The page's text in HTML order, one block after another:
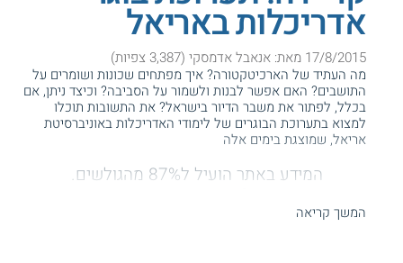
אדריכלות באריאל
17/8/2015 מאת: אנאבל אדמסקי (3,387 צפיות)
מה העתיד של הארכיטקטורה? איך מפתחים שכונות ושומרים על
התושבים? האם אפשר לבנות ולשמור על הסביבה? וכיצד ניתן, אם
בכלל, לפתור את משבר הדיור בישראל? את התשובות תוכלו
למצוא בתערוכת הבוגרים של לימודי האדריכלות באוניברסיטת
אריאל, שמוצגת בימים אלה
המידע באתר הועיל ל87% מהגולשים.
המשך קריאה